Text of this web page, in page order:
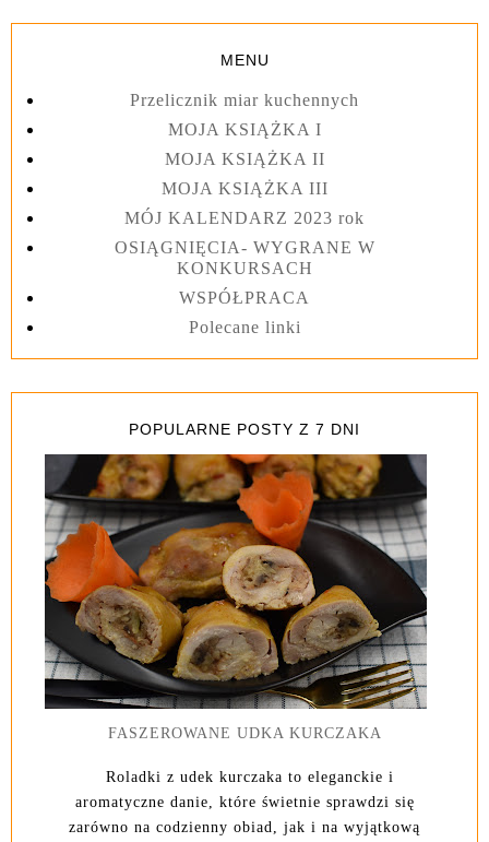
MENU
Przelicznik miar kuchennych
MOJA KSIĄŻKA I
MOJA KSIĄŻKA II
MOJA KSIĄŻKA III
MÓJ KALENDARZ 2023 rok
OSIĄGNIĘCIA- WYGRANE W
KONKURSACH
WSPÓŁPRACA
Polecane linki
POPULARNE POSTY Z 7 DNI
FASZEROWANE UDKA KURCZAKA
Roladki z udek kurczaka to eleganckie i
aromatyczne danie, które świetnie sprawdzi się
zarówno na codzienny obiad, jak i na wyjątkową